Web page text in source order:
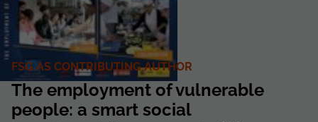
FSG AS CONTRIBUTING AUTHOR
The employment of vulnerable
people: a smart social